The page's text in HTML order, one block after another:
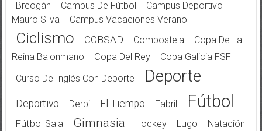
Breogán
Campus De Fútbol
Campus Deportivo
Mauro Silva
Campus Vacaciones Verano
Ciclismo COBSAD Compostela
Copa De La
Reina Balonmano
Copa Del Rey
Copa Galicia FSF
Curso De Inglés Con Deporte
Deporte
Deportivo Derbi El Tiempo Fabril Fútbol
Fútbol Sala Gimnasia Hockey Lugo Natación